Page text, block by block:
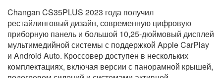
Changan CS35PLUS 2023 года получил
рестайлинговый дизайн, современную цифровую
приборную панель и большой 10,25-дюймовый дисплей
мультимедийной системы с поддержкой Apple CarPlay
и Android Auto. Кроссовер доступен в нескольких
комплектациях, включая версии с панорамной крышей,